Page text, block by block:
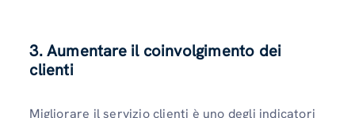
3. Aumentare il coinvolgimento dei
clienti
Migliorare il servizio clienti è uno degli indicatori